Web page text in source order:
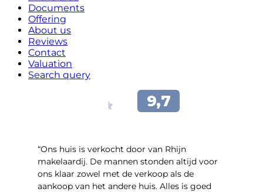
Documents
Offering
About us
Reviews
Contact
Valuation
Search query
“Ons huis is verkocht door van Rhijn
makelaardij. De mannen stonden altijd voor
ons klaar zowel met de verkoop als de
aankoop van het andere huis. Alles is goed